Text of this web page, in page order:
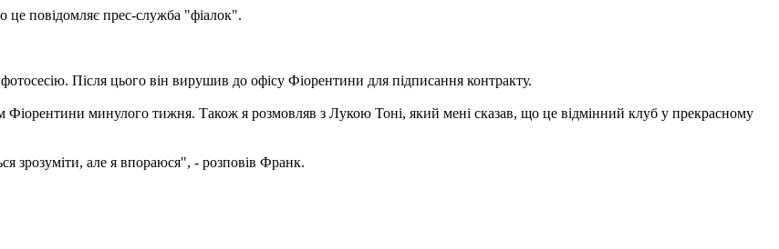
це повідомляє прес-служба "фіалок".
Після цього він вирушив до офісу Фіорентини для підписання контракту.
минулого тижня. Також я розмовляв з Лукою Тоні, який мені сказав, що це відмінний клуб у прекрасному
зрозуміти, але я впораюся", - розповів Франк.